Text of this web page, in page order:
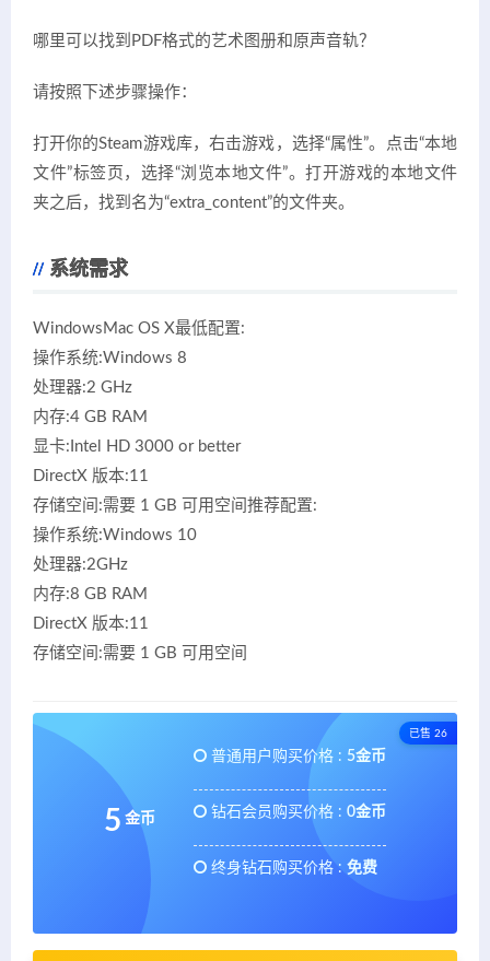
哪里可以找到PDF格式的艺术图册和原声音轨？
请按照下述步骤操作：
打开你的Steam游戏库，右击游戏，选择“属性”。点击“本地
文件”标签页，选择“浏览本地文件”。打开游戏的本地文件
夹之后，找到名为“extra_content”的文件夹。
系统需求
WindowsMac OS X最低配置:
操作系统:Windows 8
处理器:2 GHz
内存:4 GB RAM
显卡:Intel HD 3000 or better
DirectX 版本:11
存储空间:需要 1 GB 可用空间推荐配置:
操作系统:Windows 10
处理器:2GHz
内存:8 GB RAM
DirectX 版本:11
存储空间:需要 1 GB 可用空间
已售 26
5 金币
普通用户购买价格 : 5金币
钻石会员购买价格 : 0金币
终身钻石购买价格 : 免费